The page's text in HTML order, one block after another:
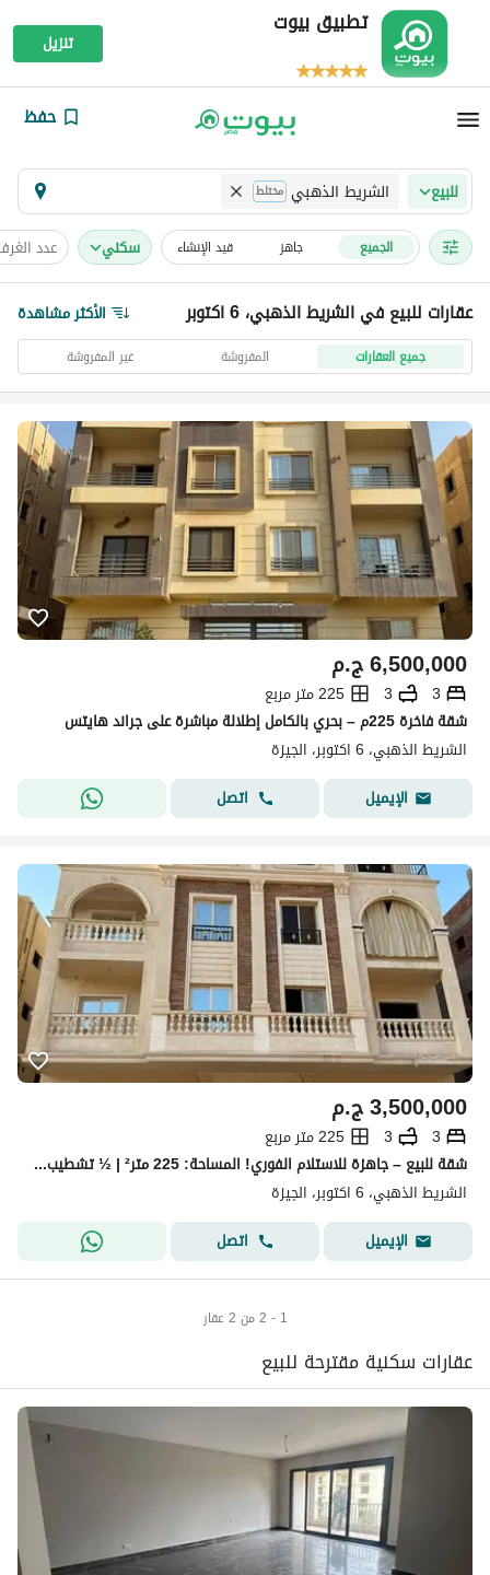
تطبيق بيوت
تنزيل
حفظ
للبيع الشريط الذهبي مختلط
الجميع جاهز قيد الإنشاء سكني عدد
عقارات للبيع في الشريط الذهبي، 6 اكتوبر الأكثر مشاهدة
جميع العقارات المفروشة غير المفروشة
ج.م6,500,000
3
3
225 متر مربع
شقة فاخرة 225م – بحري بالكامل إطلالة مباشرة على جراند هايتس
الشريط الذهبي، 6 اكتوبر، الجيزة
الإيميل
اتصل
ج.م3,500,000
3
3
225 متر مربع
شقة للبيع – جاهزة للاستلام الفوري! المساحة: 225 متر² | ½ تشطيب الموقع: عمارة فاخرة بالشريط الذهبي، مطل على كمبوند Garden Hills، مدينة 6 أكت
الشريط الذهبي، 6 اكتوبر، الجيزة
الإيميل
اتصل
1 - 2 من 2 عقار
عقارات سكنية مقترحة للبيع